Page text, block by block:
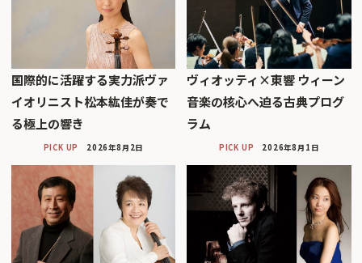
国際的に活躍する実力派ヴァ
イオリニスト松本紘佳が奏で
る極上の響き
PICK UP 2026年8月2日
ヴィオッティ×東響 ウィーン
音楽の核心へ迫る古典プログ
ラム
PICK UP 2026年8月1日